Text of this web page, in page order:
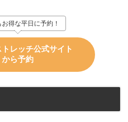
お得な平日に予約！
トレッチ公式サイト
から予約